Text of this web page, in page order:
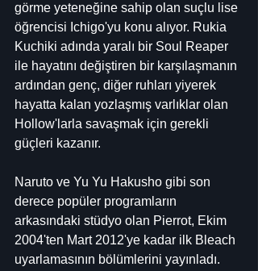
görme yeteneğine sahip olan suçlu lise
öğrencisi Ichigo'yu konu alıyor. Rukia
Kuchiki adında yaralı bir Soul Reaper
ile hayatını değiştiren bir karşılaşmanın
ardından genç, diğer ruhları yiyerek
hayatta kalan yozlaşmış varlıklar olan
Hollow'larla savaşmak için gerekli
güçleri kazanır.
Naruto ve Yu Yu Hakusho gibi son
derece popüler programların
arkasındaki stüdyo olan Pierrot, Ekim
2004'ten Mart 2012'ye kadar ilk Bleach
uyarlamasının bölümlerini yayınladı.